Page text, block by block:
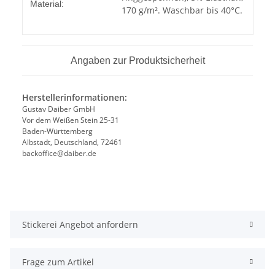
Material:
170 g/m². Waschbar bis 40°C.
Angaben zur Produktsicherheit
Herstellerinformationen:
Gustav Daiber GmbH
Vor dem Weißen Stein 25-31
Baden-Württemberg
Albstadt, Deutschland, 72461
backoffice@daiber.de
Stickerei Angebot anfordern
Frage zum Artikel